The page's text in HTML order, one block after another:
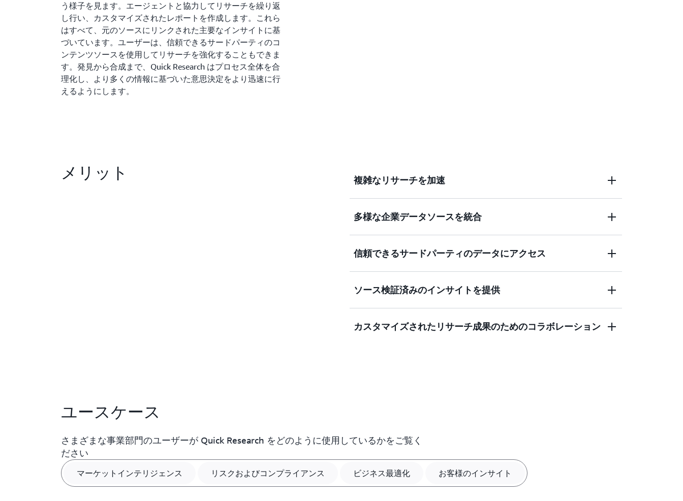
う様子を見ます。エージェントと協力してリサーチを繰り返
し行い、カスタマイズされたレポートを作成します。これら
はすべて、元のソースにリンクされた主要なインサイトに基
づいています。ユーザーは、信頼できるサードパーティのコ
ンテンツソースを使用してリサーチを強化することもできま
す。発見から合成まで、Quick Research はプロセス全体を合
理化し、より多くの情報に基づいた意思決定をより迅速に行
えるようにします。
メリット 複雑なリサーチを加速
データの探索、収集、統合のエンドツーエンドのプロセスを合理化す
ース、ニューヨークタイムズ、ワシントンポストなど 200 社以上の信
構造化された計画を実行します。AI のスピードと人間の専門知識に導
多様な企業データソースを統合
Quick Research は、Microsoft SharePoint、Google Drive、Snowflake
タと組み合わせて、組織全体の貴重なインサイトを明らかにします。
信頼できるサードパーティのデータにアクセス
Quick Research では、さまざまな専門データセットにアクセスして、
な意思決定を可能にします。既存のサブスクリプションをお持ちのユ
ソース検証済みのインサイトを提供
Quick Research は、インサイトを得るための明確なソースの引用を提
カスタマイズされたリサーチ成果のためのコラボレーション
ユースケース
さまざまな事業部門のユーザーが Quick Research をどのように使用しているかをご覧く
ださい
マーケットインテリジェンス リスクおよびコンプライアンス ビジネス最適化 お客様のインサイト